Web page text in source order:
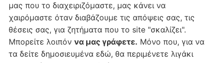
μας που το διαχειριζόμαστε, μας κάνει να
χαιρόμαστε όταν διαβάζουμε τις απόψεις σας, τις
θέσεις σας, για ζητήματα που το site "σκαλίζει".
Μπορείτε λοιπόν να μας γράφετε. Μόνο που, για να
τα δείτε δημοσιευμένα εδώ, θα περιμένετε λιγάκι